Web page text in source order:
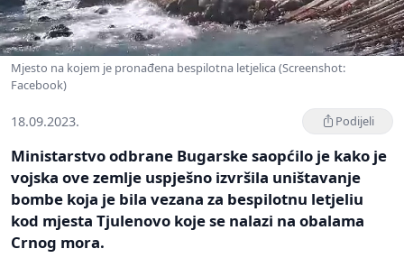
Mjesto na kojem je pronađena bespilotna letjelica (Screenshot:
Facebook)
18.09.2023. Podijeli
Ministarstvo odbrane Bugarske saopćilo je kako je
vojska ove zemlje uspješno izvršila uništavanje
bombe koja je bila vezana za bespilotnu letjeliu
kod mjesta Tjulenovo koje se nalazi na obalama
Crnog mora.